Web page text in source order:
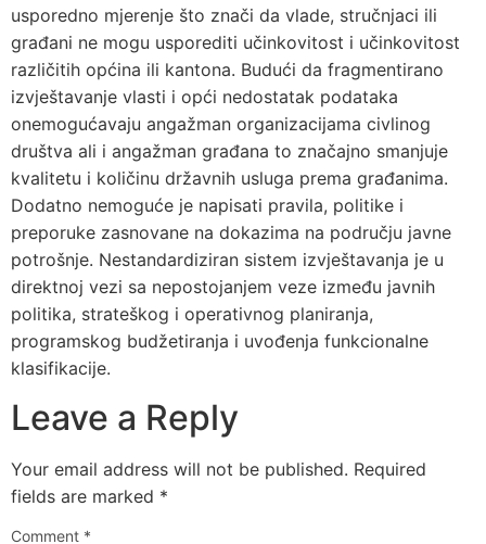
usporedno mjerenje što znači da vlade, stručnjaci ili
građani ne mogu usporediti učinkovitost i učinkovitost
različitih općina ili kantona. Budući da fragmentirano
izvještavanje vlasti i opći nedostatak podataka
onemogućavaju angažman organizacijama civlinog
društva ali i angažman građana to značajno smanjuje
kvalitetu i količinu državnih usluga prema građanima.
Dodatno nemoguće je napisati pravila, politike i
preporuke zasnovane na dokazima na području javne
potrošnje. Nestandardiziran sistem izvještavanja je u
direktnoj vezi sa nepostojanjem veze između javnih
politika, strateškog i operativnog planiranja,
programskog budžetiranja i uvođenja funkcionalne
klasifikacije.
Leave a Reply
Your email address will not be published. Required
fields are marked *
Comment *